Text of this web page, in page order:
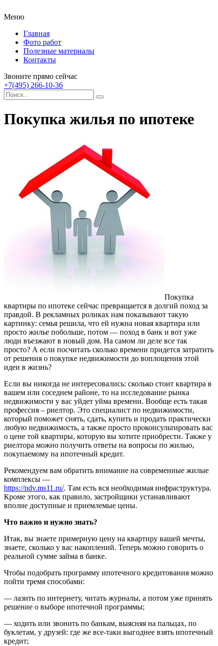
Меню
Главная
Фото работ
Полезные материалы
Контакты
Звоните прямо сейчас
+7(495) 266-10-36
Покупка жилья по ипотеке
Покупка
квартиры по ипотеке сейчас превращается в долгий поход за
правдой. В рекламных роликах нам показывают такую
картинку: семья решила, что ей нужна новая квартира или
просто жилье побольше, потом — поход в банк и вот уже
люди въезжают в новый дом. На самом ли деле все так
просто? А если посчитать сколько времени придется затратить
от решения о покупке недвижимости до воплощения этой
идеи в жизнь?
Если вы никогда не интересовались: сколько стоит квартира в
вашем или соседнем районе, то на исследование рынка
недвижимости у вас уйдет уйма времени. Вообще есть такая
профессия – риелтор. Это специалист по недвижимости,
который поможет снять, сдать, купить и продать практически
любую недвижимость, а также просто проконсультировать вас
о цене той квартиры, которую вы хотите приобрести. Также у
риелтора можно получить ответы на вопросы по жилью,
покупаемому на ипотечный кредит.
Рекомендуем вам обратить внимание на современные жилые
комплексы —
https://ndv.ms11.ru/. Там есть вся необходимая инфраструктура.
Кроме этого, как правило, застройщики устанавливают
вполне доступные и приемлемые цены.
Что важно и нужно знать?
Итак, вы знаете примерную цену на квартиру вашей мечты,
знаете, сколько у вас накоплений. Теперь можно говорить о
реальной сумме займа в банке.
Чтобы подобрать программу ипотечного кредитования можно
пойти тремя способами:
— лазить по интернету, читать журналы, а потом уже принять
решение о выборе ипотечной программы;
— ходить или звонить по банкам, выясняя на пальцах, по
буклетам, у друзей: где же все-таки выгоднее взять ипотечный
кредит;